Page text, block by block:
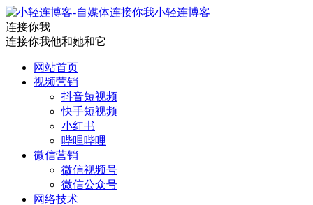
小轻连博客
连接你我
连接你我他和她和它
网站首页
视频营销
抖音短视频
快手短视频
小红书
哔哩哔哩
微信营销
微信视频号
微信公众号
网络技术